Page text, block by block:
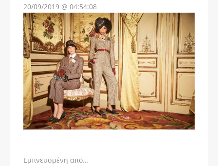
20/09/2019 @ 04:54:08
Εμπνευσμένη από…